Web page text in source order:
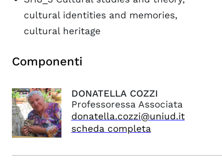
cultural identities and memories,
cultural heritage
Componenti
DONATELLA COZZI
Professoressa Associata
donatella.cozzi@uniud.it
scheda completa